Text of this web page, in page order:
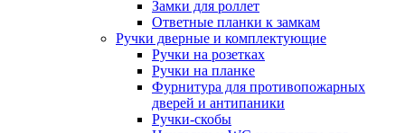
Замки для роллет
Ответные планки к замкам
Ручки дверные и комплектующие
Ручки на розетках
Ручки на планке
Фурнитура для противопожарных
дверей и антипаники
Ручки-скобы